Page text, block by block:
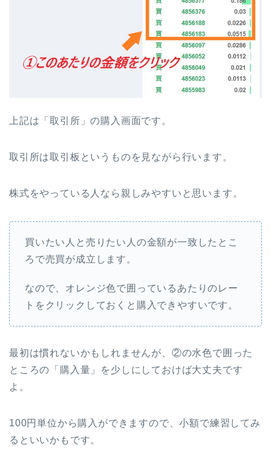
上記は「取引所」の購入画面です。
取引所は取引板というものを見ながら行います。
株式をやっている人なら親しみやすいと思います。
買いたい人と売りたい人の金額が一致したとこ
ろで売買が成立します。
なので、オレンジ色で囲っているあたりのレー
トをクリックしておくと購入できやすいです。
最初は慣れないかもしれませんが、②の水色で囲った
ところの「購入量」を少しにしておけば大丈夫です
よ。
100円単位から購入ができますので、小額で練習してみ
るといいかもです。